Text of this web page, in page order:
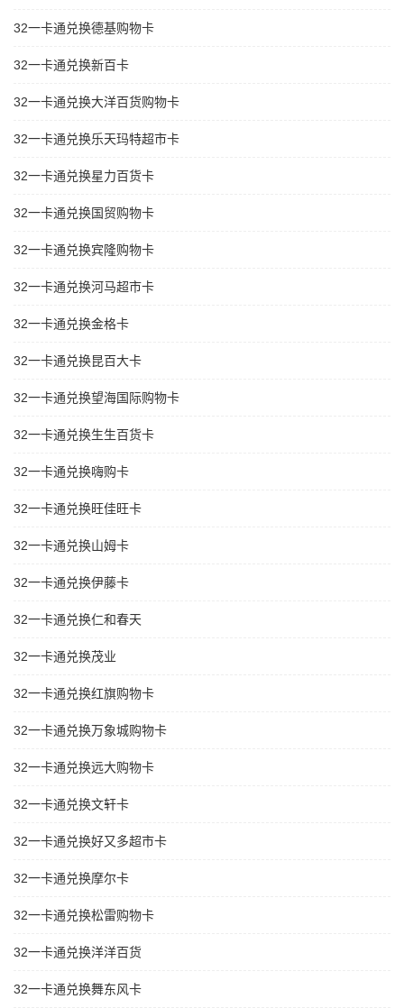
32一卡通兑换德基购物卡
32一卡通兑换新百卡
32一卡通兑换大洋百货购物卡
32一卡通兑换乐天玛特超市卡
32一卡通兑换星力百货卡
32一卡通兑换国贸购物卡
32一卡通兑换宾隆购物卡
32一卡通兑换河马超市卡
32一卡通兑换金格卡
32一卡通兑换昆百大卡
32一卡通兑换望海国际购物卡
32一卡通兑换生生百货卡
32一卡通兑换嗨购卡
32一卡通兑换旺佳旺卡
32一卡通兑换山姆卡
32一卡通兑换伊藤卡
32一卡通兑换仁和春天
32一卡通兑换茂业
32一卡通兑换红旗购物卡
32一卡通兑换万象城购物卡
32一卡通兑换远大购物卡
32一卡通兑换文轩卡
32一卡通兑换好又多超市卡
32一卡通兑换摩尔卡
32一卡通兑换松雷购物卡
32一卡通兑换洋洋百货
32一卡通兑换舞东风卡